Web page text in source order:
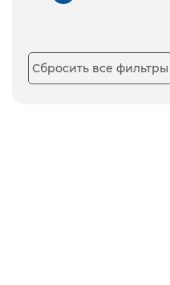
Сбросить все фильтры